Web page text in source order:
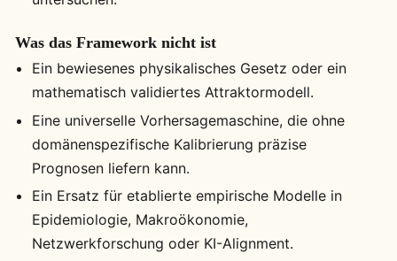
Was das Framework nicht ist
Ein bewiesenes physikalisches Gesetz oder ein
mathematisch validiertes Attraktormodell.
Eine universelle Vorhersagemaschine, die ohne
domänenspezifische Kalibrierung präzise
Prognosen liefern kann.
Ein Ersatz für etablierte empirische Modelle in
Epidemiologie, Makroökonomie,
Netzwerkforschung oder KI-Alignment.